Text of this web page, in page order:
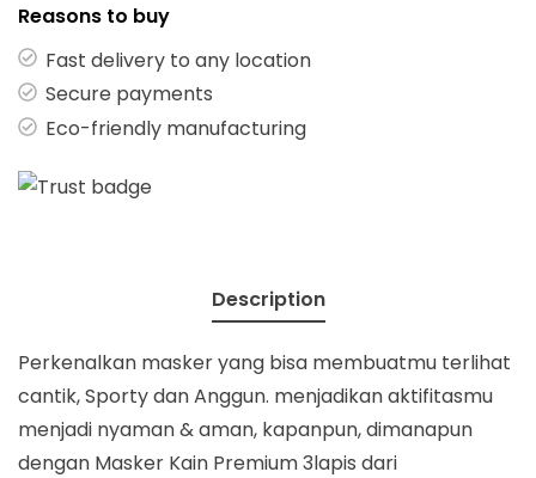
Reasons to buy
Fast delivery to any location
Secure payments
Eco-friendly manufacturing
Description
Perkenalkan masker yang bisa membuatmu terlihat
cantik, Sporty dan Anggun. menjadikan aktifitasmu
menjadi nyaman & aman, kapanpun, dimanapun
dengan Masker Kain Premium 3lapis dari